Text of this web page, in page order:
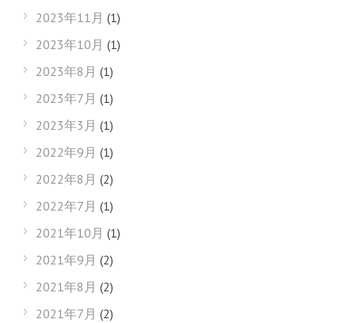
2023年11月 (1)
2023年10月 (1)
2023年8月 (1)
2023年7月 (1)
2023年3月 (1)
2022年9月 (1)
2022年8月 (2)
2022年7月 (1)
2021年10月 (1)
2021年9月 (2)
2021年8月 (2)
2021年7月 (2)